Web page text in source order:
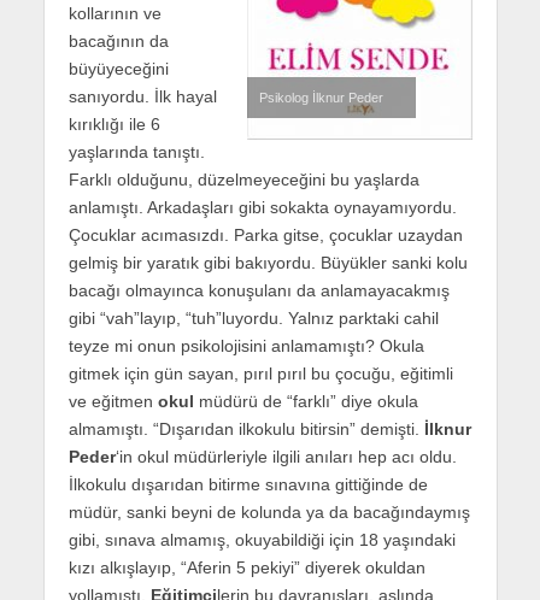
Psikolog İlknur Peder
kollarının ve
bacağının da
büyüyeceğini
sanıyordu. İlk hayal
kırıklığı ile 6
yaşlarında tanıştı.
Farklı olduğunu, düzelmeyeceğini bu yaşlarda
anlamıştı. Arkadaşları gibi sokakta oynayamıyordu.
Çocuklar acımasızdı. Parka gitse, çocuklar uzaydan
gelmiş bir yaratık gibi bakıyordu. Büyükler sanki kolu
bacağı olmayınca konuşulanı da anlamayacakmış
gibi “vah”layıp, “tuh”luyordu. Yalnız parktaki cahil
teyze mi onun psikolojisini anlamamıştı? Okula
gitmek için gün sayan, pırıl pırıl bu çocuğu, eğitimli
ve eğitmen okul müdürü de “farklı” diye okula
almamıştı. “Dışarıdan ilkokulu bitirsin” demişti. İlknur
Peder‘in okul müdürleriyle ilgili anıları hep acı oldu.
İlkokulu dışarıdan bitirme sınavına gittiğinde de
müdür, sanki beyni de kolunda ya da bacağındaymış
gibi, sınava almamış, okuyabildiği için 18 yaşındaki
kızı alkışlayıp, “Aferin 5 pekiyi” diyerek okuldan
yollamıştı. Eğitimcilerin bu davranışları, aslında